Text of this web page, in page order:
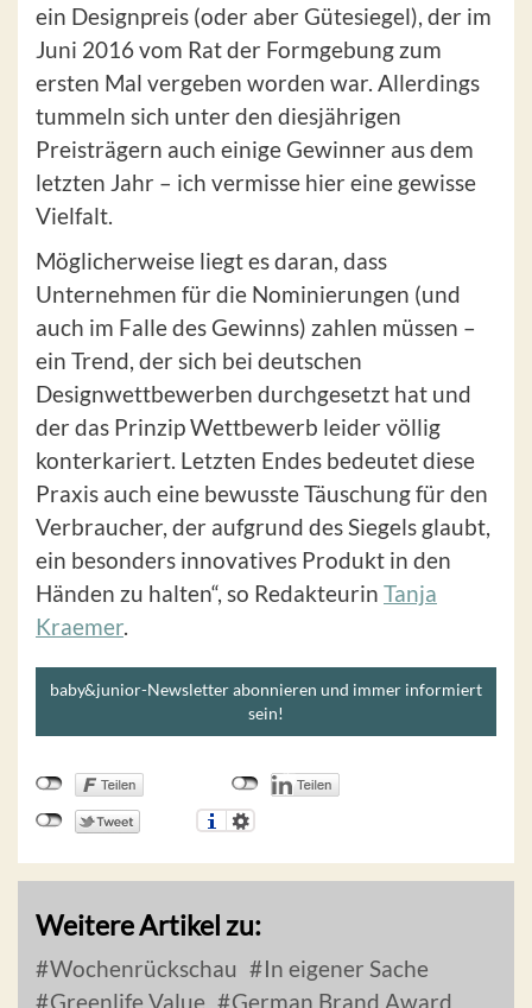
ein Designpreis (oder aber Gütesiegel), der im
Juni 2016 vom Rat der Formgebung zum
ersten Mal vergeben worden war. Allerdings
tummeln sich unter den diesjährigen
Preisträgern auch einige Gewinner aus dem
letzten Jahr – ich vermisse hier eine gewisse
Vielfalt.
Möglicherweise liegt es daran, dass
Unternehmen für die Nominierungen (und
auch im Falle des Gewinns) zahlen müssen –
ein Trend, der sich bei deutschen
Designwettbewerben durchgesetzt hat und
der das Prinzip Wettbewerb leider völlig
konterkariert. Letzten Endes bedeutet diese
Praxis auch eine bewusste Täuschung für den
Verbraucher, der aufgrund des Siegels glaubt,
ein besonders innovatives Produkt in den
Händen zu halten“, so Redakteurin Tanja
Kraemer.
baby&junior-Newsletter abonnieren und immer informiert
sein!
Weitere Artikel zu:
Wochenrückschau
In eigener Sache
Greenlife Value
German Brand Award